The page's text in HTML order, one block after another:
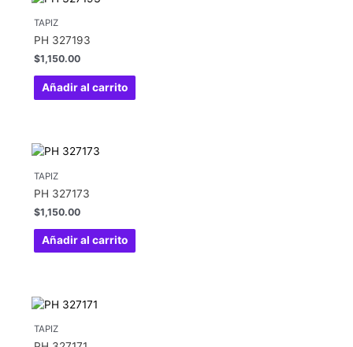
TAPIZ
PH 327193
$1,150.00
Añadir al carrito
TAPIZ
PH 327173
$1,150.00
Añadir al carrito
TAPIZ